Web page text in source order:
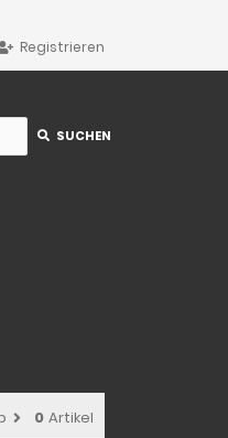
Registrieren
SUCHEN
0 Artikel